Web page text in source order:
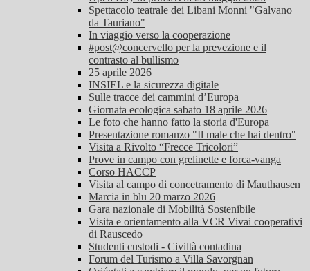
Spettacolo teatrale dei Libani Monni "Galvano
da Tauriano"
In viaggio verso la cooperazione
#post@concervello per la prevezione e il
contrasto al bullismo
25 aprile 2026
INSIEL e la sicurezza digitale
Sulle tracce dei cammini d’Europa
Giornata ecologica sabato 18 aprile 2026
Le foto che hanno fatto la storia d'Europa
Presentazione romanzo "Il male che hai dentro"
Visita a Rivolto “Frecce Tricolori”
Prove in campo con grelinette e forca-vanga
Corso HACCP
Visita al campo di concetramento di Mauthausen
Marcia in blu 20 marzo 2026
Gara nazionale di Mobilità Sostenibile
Visita e orientamento alla VCR Vivai cooperativi
di Rauscedo
Studenti custodi - Civiltà contadina
Forum del Turismo a Villa Savorgnan